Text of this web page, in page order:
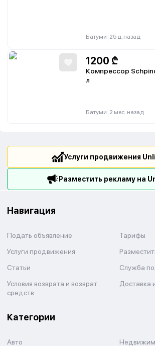
Батуми 25 д. назад
1200 ₾
Компрессор
л
Батуми 2 мес. назад
Услуги продвижения
Разместить рекламу на
Навигация
Подать объявление
Тарифы
Услуги продвижения
Статьи
Служба
Условия возврата и возврат
средств
Доставка
Категории
Авто